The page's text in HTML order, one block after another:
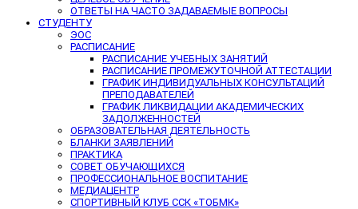
ОТВЕТЫ НА ЧАСТО ЗАДАВАЕМЫЕ ВОПРОСЫ
СТУДЕНТУ
ЭОС
РАСПИСАНИЕ
РАСПИСАНИЕ УЧЕБНЫХ ЗАНЯТИЙ
РАСПИСАНИЕ ПРОМЕЖУТОЧНОЙ АТТЕСТАЦИИ
ГРАФИК ИНДИВИДУАЛЬНЫХ КОНСУЛЬТАЦИЙ
ПРЕПОДАВАТЕЛЕЙ
ГРАФИК ЛИКВИДАЦИИ АКАДЕМИЧЕСКИХ
ЗАДОЛЖЕННОСТЕЙ
ОБРАЗОВАТЕЛЬНАЯ ДЕЯТЕЛЬНОСТЬ
БЛАНКИ ЗАЯВЛЕНИЙ
ПРАКТИКА
СОВЕТ ОБУЧАЮЩИХСЯ
ПРОФЕССИОНАЛЬНОЕ ВОСПИТАНИЕ
МЕДИАЦЕНТР
СПОРТИВНЫЙ КЛУБ ССК «ТОБМК»